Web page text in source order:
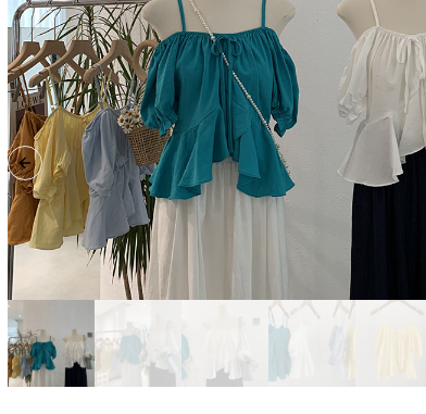
Previous slide